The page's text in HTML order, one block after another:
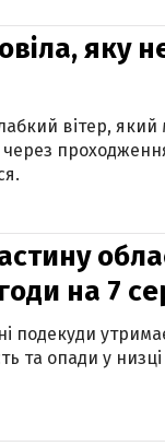
яку
вітер,
через
на 7
подекуди
та опади у низці